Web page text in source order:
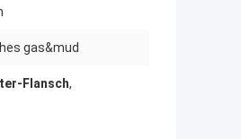
gas&mud
Flansch,